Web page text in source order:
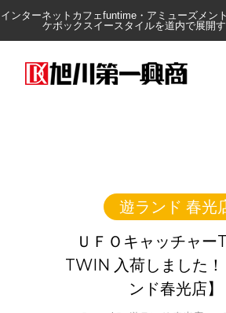
インターネットカフェfuntime・アミューズメン
ケボックスイースタイルを道内で展開
遊ランド 春光
ＵＦＯキャッチャー
TWIN 入荷しました
ンド春光店】